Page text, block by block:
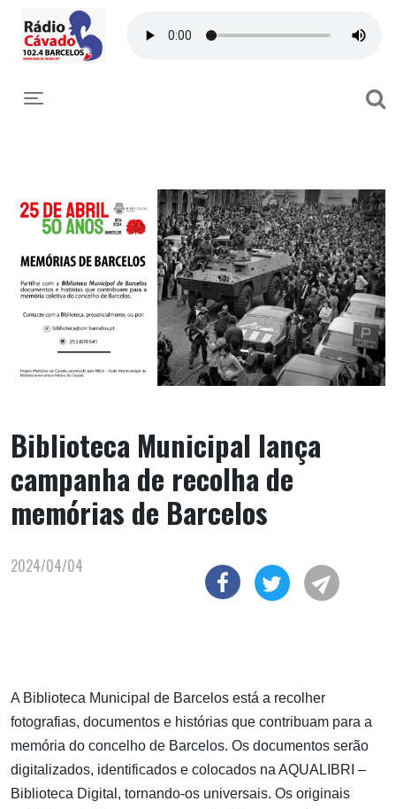
Toggle navigation
Biblioteca Municipal lança
campanha de recolha de
memórias de Barcelos
2024/04/04
A Biblioteca Municipal de Barcelos está a recolher
fotografias, documentos e histórias que contribuam para a
memória do concelho de Barcelos. Os documentos serão
digitalizados, identificados e colocados na AQUALIBRI –
Biblioteca Digital, tornando-os universais. Os originais